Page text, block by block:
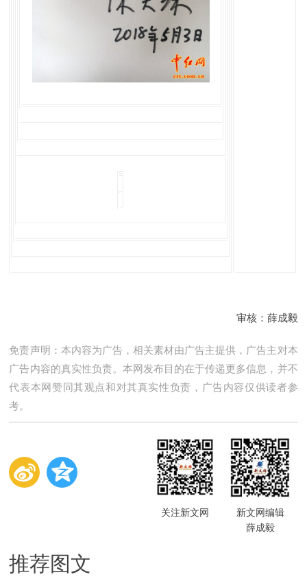
审核：薛成毅
免责声明：本内容为广告，相关素材由广告主提供，广告主对本
广告内容的真实性负责。本网发布目的在于传递更多信息，并不
代表本网赞同其观点和对其真实性负责，广告内容仅供读者参
考。
关注新文网
新文网编辑
薛成毅
推荐图文